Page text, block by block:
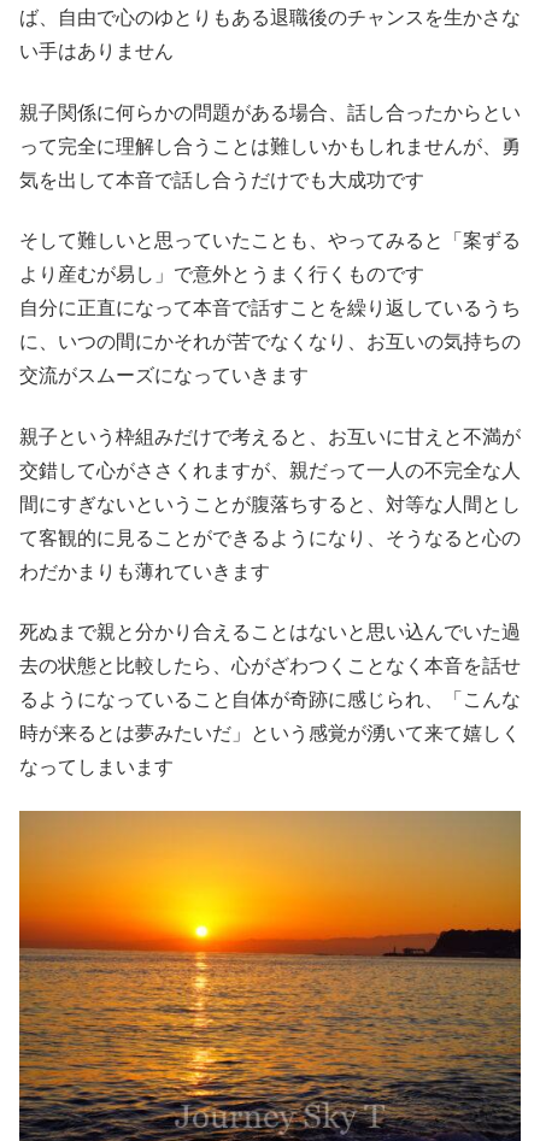
ば、自由で心のゆとりもある退職後のチャンスを生かさな
い手はありません
親子関係に何らかの問題がある場合、話し合ったからとい
って完全に理解し合うことは難しいかもしれませんが、勇
気を出して本音で話し合うだけでも大成功です
そして難しいと思っていたことも、やってみると「案ずる
より産むが易し」で意外とうまく行くものです
自分に正直になって本音で話すことを繰り返しているうち
に、いつの間にかそれが苦でなくなり、お互いの気持ちの
交流がスムーズになっていきます
親子という枠組みだけで考えると、お互いに甘えと不満が
交錯して心がささくれますが、親だって一人の不完全な人
間にすぎないということが腹落ちすると、対等な人間とし
て客観的に見ることができるようになり、そうなると心の
わだかまりも薄れていきます
死ぬまで親と分かり合えることはないと思い込んでいた過
去の状態と比較したら、心がざわつくことなく本音を話せ
るようになっていること自体が奇跡に感じられ、「こんな
時が来るとは夢みたいだ」という感覚が湧いて来て嬉しく
なってしまいます